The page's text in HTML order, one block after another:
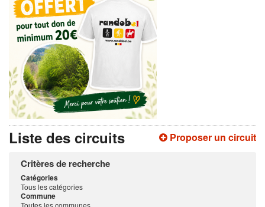
SE CONNECTER
INSCRIPTION GRATUITE
MOT DE PASSE OUBLIÉ
Proposer un circuit
Liste des circuits
Critères de recherche
Catégories
Tous les catégories
Commune
Toutes les communes